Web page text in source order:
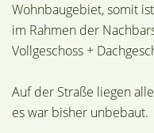
Wohnbaugebiet, somit
im Rahmen der
Vollgeschoss +
Auf der Straße liegen
es war bisher unbebaut.